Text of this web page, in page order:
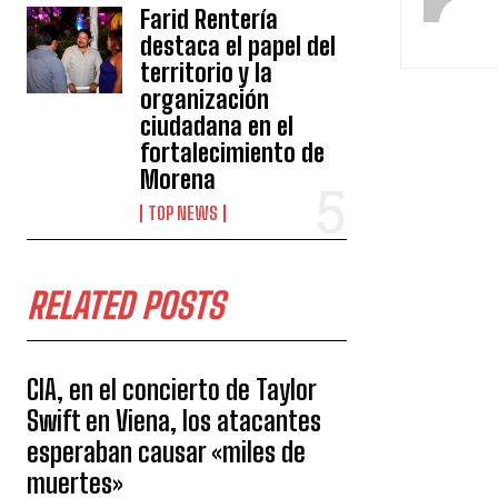
Farid Rentería
destaca el papel del
territorio y la
organización
ciudadana en el
fortalecimiento de
Morena
TOP NEWS
RELATED POSTS
CIA, en el concierto de Taylor
Swift en Viena, los atacantes
esperaban causar «miles de
muertes»